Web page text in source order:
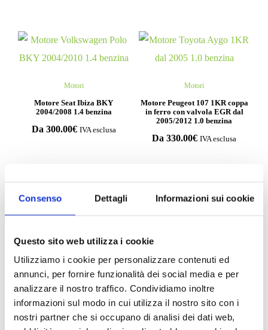
Consenso Dettagli Informazioni sui cookie
Questo sito web utilizza i cookie
Utilizziamo i cookie per personalizzare contenuti ed
annunci, per fornire funzionalità dei social media e per
analizzare il nostro traffico. Condividiamo inoltre
informazioni sul modo in cui utilizza il nostro sito con i
nostri partner che si occupano di analisi dei dati web,
Motori
Motore Seat Ibiza BKY
2004/2008 1.4 benzina
Da 300.00€ IVA esclusa
Motori
Motore Peugeot 107 1KR coppa
in ferro con valvola EGR dal
2005/2012 1.0 benzina
Da 330.00€ IVA esclusa
Compila il form e richiedi
informazioni